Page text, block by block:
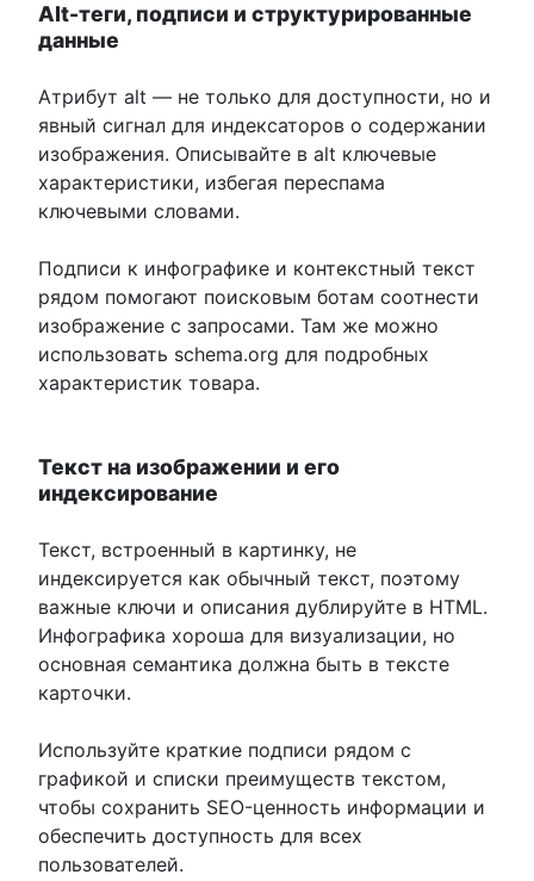
Alt-теги, подписи и структурированные
данные
Атрибут alt — не только для доступности, но и
явный сигнал для индексаторов о содержании
изображения. Описывайте в alt ключевые
характеристики, избегая переспама
ключевыми словами.
Подписи к инфографике и контекстный текст
рядом помогают поисковым ботам соотнести
изображение с запросами. Там же можно
использовать schema.org для подробных
характеристик товара.
Текст на изображении и его
индексирование
Текст, встроенный в картинку, не
индексируется как обычный текст, поэтому
важные ключи и описания дублируйте в HTML.
Инфографика хороша для визуализации, но
основная семантика должна быть в тексте
карточки.
Используйте краткие подписи рядом с
графикой и списки преимуществ текстом,
чтобы сохранить SEO-ценность информации и
обеспечить доступность для всех
пользователей.